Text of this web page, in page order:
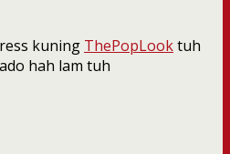
kuning ThePopLooktuh
hah lam tuh